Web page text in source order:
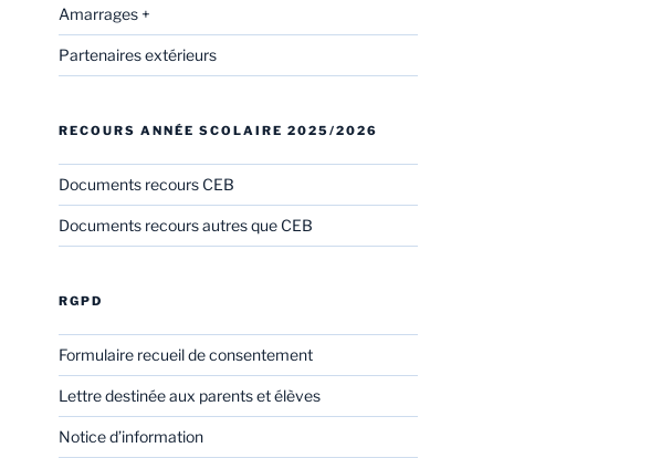
Amarrages +
Partenaires extérieurs
RECOURS ANNÉE SCOLAIRE 2025/2026
Documents recours CEB
Documents recours autres que CEB
RGPD
Formulaire recueil de consentement
Lettre destinée aux parents et élèves
Notice d’information